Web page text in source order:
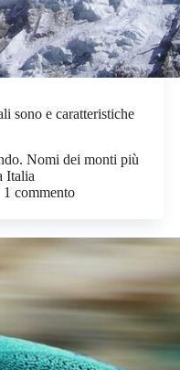
sono e caratteristiche
Nomi dei monti più
Italia
1 commento